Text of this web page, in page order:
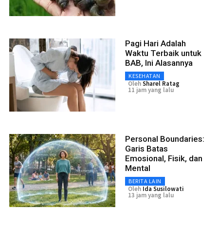
Pagi Hari Adalah
Waktu Terbaik untuk
BAB, Ini Alasannya
KESEHATAN
OlehSharel Ratag
11 jam yang lalu
Personal Boundaries:
Garis Batas
Emosional, Fisik, dan
Mental
BERITA LAIN
Oleh Ida Susilowati
13 jam yang lalu